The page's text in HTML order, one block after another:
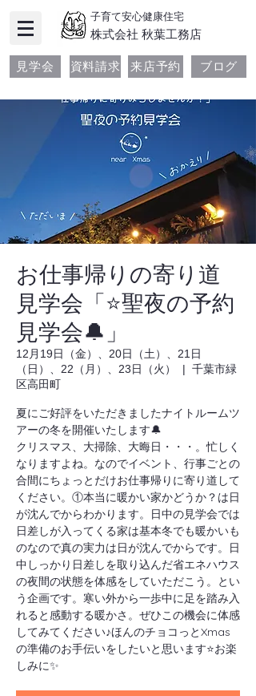
子育て安心健康住宅
​株式会社 秋葉工務店
見学会 資料請求 来店予約 ブログ
お仕事帰りの寄り道
見学会「⭐聖夜の予約
見学会🔔」
12月19日（金）、20日（土）、21日
（日）、22（月）、23日（火）
  |
千葉市緑
区高田町
夏にご好評をいただきましたナイトルームツ
アーの冬を開催いたします🔔
クリスマス、大掃除、大晦日・・・。忙しく
なりますよね。なのでイベント、行事ごとの
合間にちょっとだけお仕事帰りに寄り道して
ください。①本当に暖かい家かどうか？は日
が沈んでからわかります。日中の見学会では
日差しが入ってくる家は基本冬でも暖かいも
のなので真の実力は日が沈んでからです。日
中しっかり日差しを取り込んだ省エネハウス
の夜間の状態を体感をしていただこう。とい
う企画です。寒い外から一歩中に足を踏み入
れると感動する暖かさ。ぜひこの機会に体感
してみてください♪ほんのチョコっとXmas
の準備のお手伝いをしたいと思います⭐お楽
しみに✨